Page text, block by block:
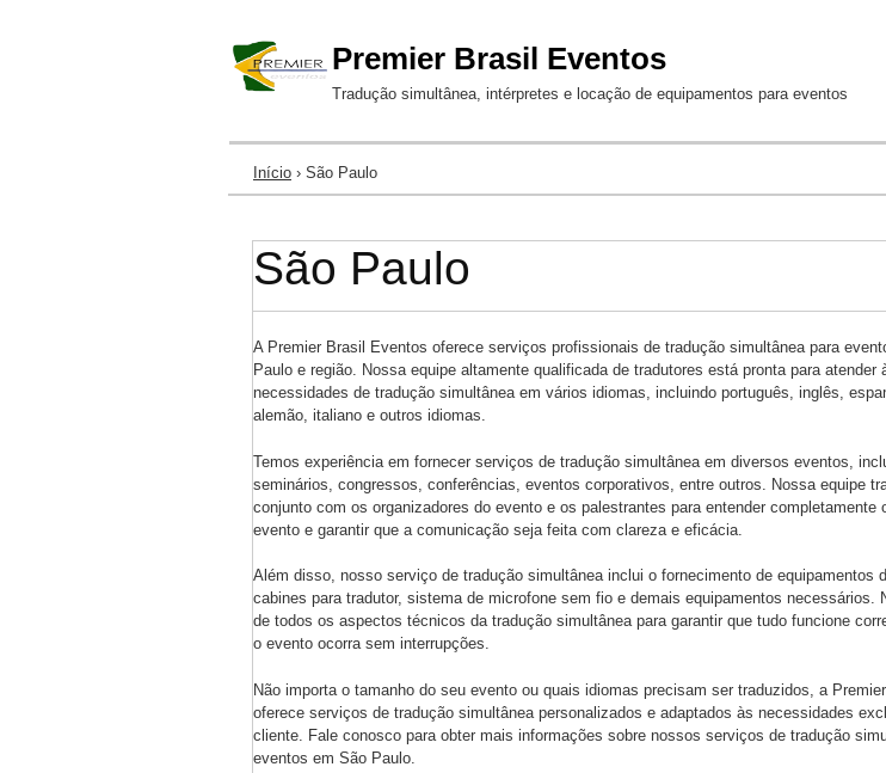
Premier Brasil Eventos
Tradução simultânea, intérpretes e locação de equipamentos para eventos
Você está aqui
Início › São Paulo
São Paulo
A Premier Brasil Eventos oferece serviços profissionais de tradução simultânea para
Paulo e região. Nossa equipe altamente qualificada de tradutores está pronta para atender
necessidades de tradução simultânea em vários idiomas, incluindo português, inglês,
alemão, italiano e outros idiomas.
Temos experiência em fornecer serviços de tradução simultânea em diversos eventos,
seminários, congressos, conferências, eventos corporativos, entre outros. Nossa equipe
conjunto com os organizadores do evento e os palestrantes para entender completamente
evento e garantir que a comunicação seja feita com clareza e eficácia.
Além disso, nosso serviço de tradução simultânea inclui o fornecimento de equipamentos
cabines para tradutor, sistema de microfone sem fio e demais equipamentos necessários.
de todos os aspectos técnicos da tradução simultânea para garantir que tudo funcione
o evento ocorra sem interrupções.
Não importa o tamanho do seu evento ou quais idiomas precisam ser traduzidos, a
oferece serviços de tradução simultânea personalizados e adaptados às necessidades
cliente. Fale conosco para obter mais informações sobre nossos serviços de tradução
eventos em São Paulo.